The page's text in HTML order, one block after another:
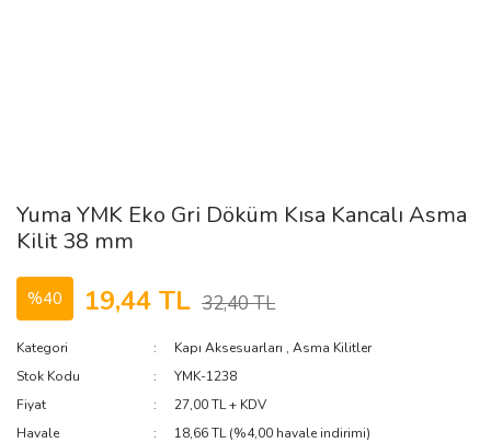
Yuma YMK Eko Gri Döküm Kısa Kancalı Asma
Kilit 38 mm
%40 19,44 TL 32,40 TL
Kategori Kapı Aksesuarları,Asma Kilitler
Stok Kodu
YMK-1238
Fiyat
27,00 TL + KDV
Havale
18,66 TL (%4,00 havale indirimi)